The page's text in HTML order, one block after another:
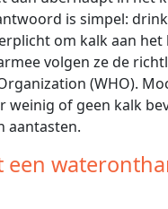
is simpel:
om kalk aan
volgen ze de
(WHO).
weinig of geen kalk
aantasten.
een